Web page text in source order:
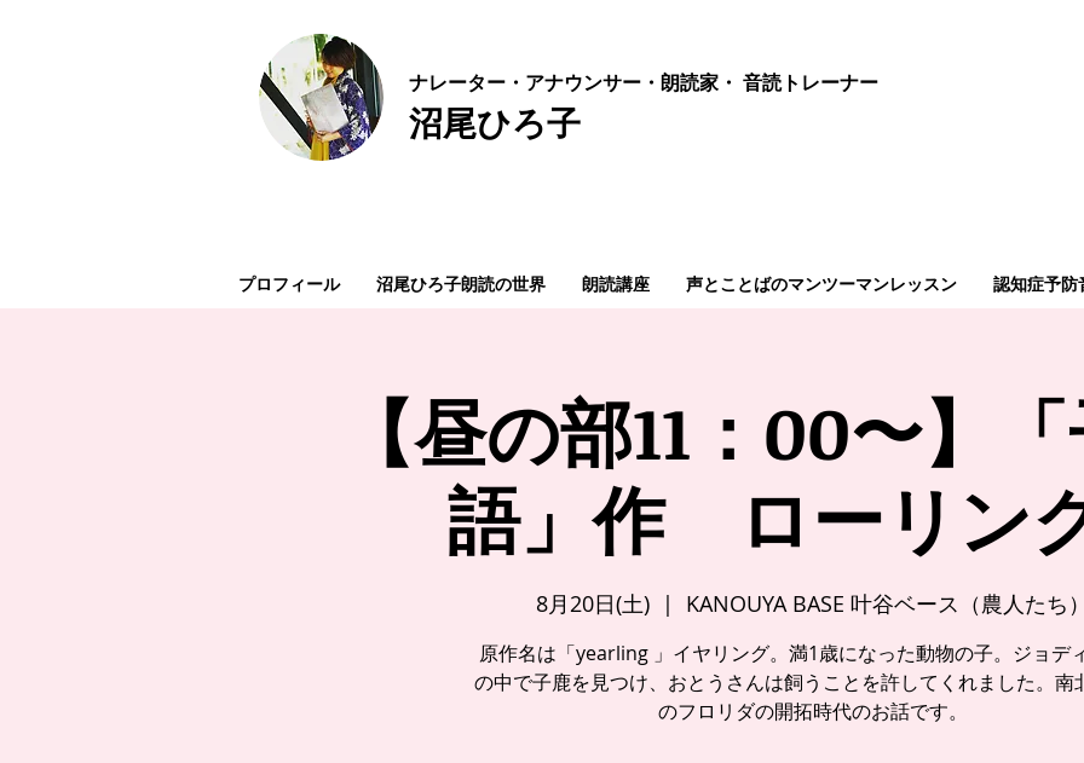
ナレーター・アナウンサー・朗読家・ 音読トレーナー
沼尾ひろ子
プロフィール 沼尾ひろ子朗読の世界 朗読講座 声とことばのマンツーマンレッスン 認知症予防
【昼の部11：00〜】
語」作 ローリン
8月20日(土)
  |
KANOUYA BASE 叶谷ベース（農人たち）
原作名は「yearling 」イヤリング。満1歳になった動物の子。ジョデ
の中で子鹿を見つけ、おとうさんは飼うことを許してくれました。南
のフロリダの開拓時代のお話です。